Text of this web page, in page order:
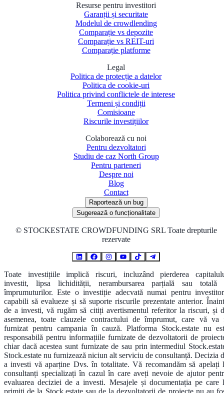
Resurse pentru investitori
Garanții și securitate
Modelul de crowdlending
Comparație vs depozite
Comparație vs REIT-uri
Comparație platforme
Legal
Politica de protecție a datelor
Politica de cookie-uri
Politica privind conflictele de interese
Termeni și condiții
Comisioane
Riscurile investițiilor
Colaborează cu noi
Pentru dezvoltatori
Studiu de caz North Group
Pentru parteneri
Despre noi
Blog
Contact
Raportează un bug
Sugerează o funcționalitate
© STOCKESTATE CROWDFUNDING SRL Toate drepturile
rezervate
Toate investițiile implică riscuri, incluzând pierderea
investit, lipsa lichidității, nerambursarea parțială sau totală
împrumuturilor. Este o investiție adecvată numai pentru
capabili să evalueze și să suporte riscurile prezentate anterior.
de a investi, vă rugăm să citiți avertismentul referitor la riscuri, și
asemenea, toate clauzele contractului de împrumut, care vă va
furnizat pentru campania în cauză. Platforma Stock.estate nu
responsabilă pentru informațiile furnizate de dezvoltatorii de
chiar dacă acestea sunt furnizate de sau prin intermediul
Stock.estate nu furnizează niciun alt serviciu de consultanță. Decizia
a investi vă aparține Dvs. în totalitate. Vă recomandăm să apelați
consultanți specializați în cazul în care aveți nevoie de ajutor
evaluarea deciziei de a investi. Mesajele și documentația pe care